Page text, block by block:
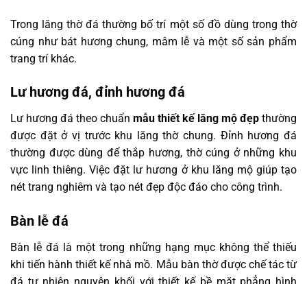
Trong lăng thờ đá thường bố trí một số đồ dùng trong thờ
cúng như bát hương chung, mâm lễ và một số sản phẩm
trang trí khác.
Lư hương đá, đỉnh hương đá
Lư hương đá theo chuẩn mẫu thiết kế lăng mộ đẹp thường
được đặt ở vị trước khu lăng thờ chung. Đỉnh hương đá
thường được dùng để thắp hương, thờ cúng ở những khu
vực linh thiêng. Việc đặt lư hương ở khu lăng mộ giúp tạo
nét trang nghiêm và tạo nét đẹp độc đáo cho công trình.
Bàn lễ đá
Bàn lễ đá là một trong những hạng mục không thể thiếu
khi tiến hành thiết kế nhà mồ. Mẫu bàn thờ được chế tác từ